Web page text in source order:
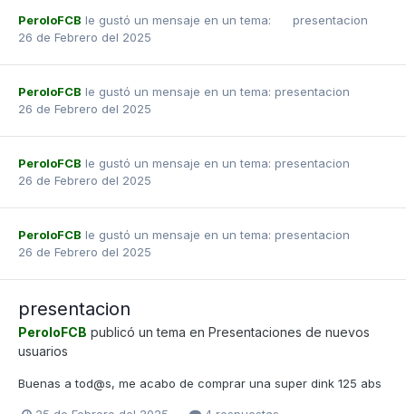
PeroloFCB le gustó un mensaje en un tema:
presentacion
26 de Febrero del 2025
PeroloFCB le gustó un mensaje en un tema: presentacion
26 de Febrero del 2025
PeroloFCB le gustó un mensaje en un tema: presentacion
26 de Febrero del 2025
PeroloFCB le gustó un mensaje en un tema: presentacion
26 de Febrero del 2025
presentacion
PeroloFCB publicó un tema en Presentaciones de nuevos
usuarios
Buenas a tod@s, me acabo de comprar una super dink 125 abs